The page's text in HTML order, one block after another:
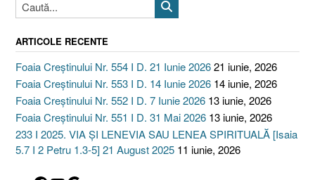
ARTICOLE RECENTE
Foaia Creștinului Nr. 554 I D. 21 Iunie 202621 iunie, 2026
Foaia Creștinului Nr. 553 I D. 14 Iunie 2026 14 iunie, 2026
Foaia Creștinului Nr. 552 I D. 7 Iunie 2026 13 iunie, 2026
Foaia Creștinului Nr. 551 I D. 31 Mai 2026 13 iunie, 2026
233 I 2025. VIA ȘI LENEVIA SAU LENEA SPIRITUALĂ [Isaia
5.7 I 2 Petru 1.3-5] 21 August 2025 11 iunie, 2026